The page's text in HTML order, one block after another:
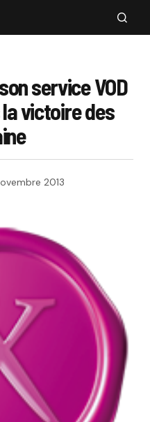
service VOD
victoire des
2013